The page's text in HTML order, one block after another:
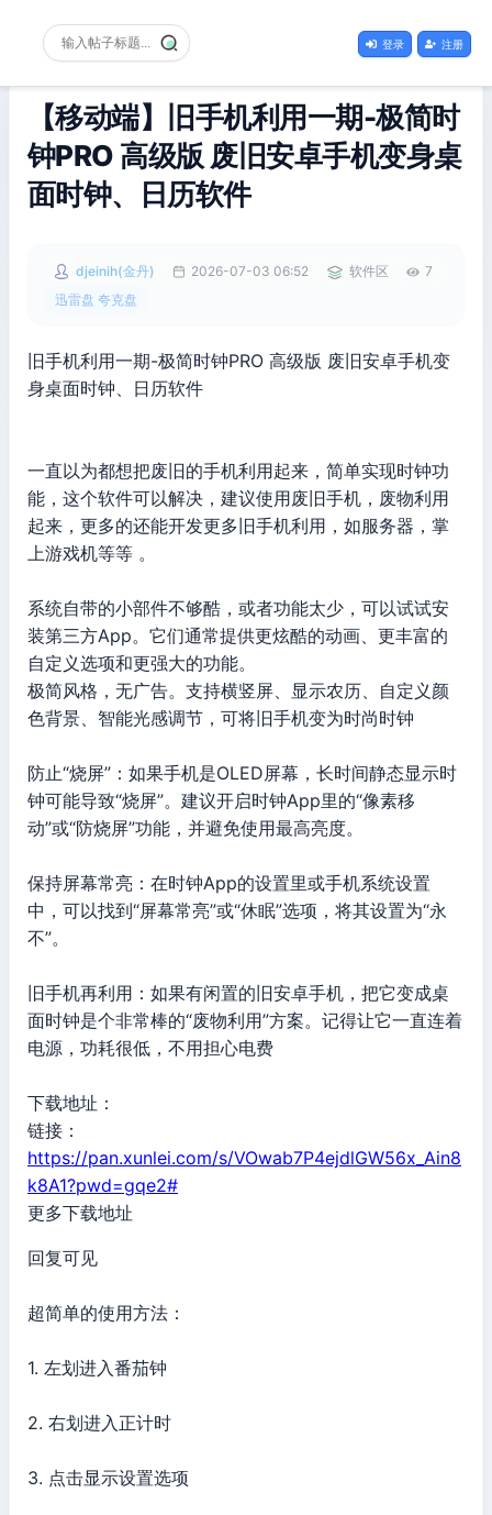
登录 注册
【移动端】旧手机利用一期-极简时
钟PRO 高级版 废旧安卓手机变身桌
面时钟、日历软件
djeinih(金丹) 2026-07-03 06:52 软件区
7
迅雷盘 夸克盘
旧手机利用一期-极简时钟PRO 高级版 废旧安卓手机变
身桌面时钟、日历软件
一直以为都想把废旧的手机利用起来，简单实现时钟功
能，这个软件可以解决，建议使用废旧手机，废物利用
起来，更多的还能开发更多旧手机利用，如服务器，掌
上游戏机等等 。
系统自带的小部件不够酷，或者功能太少，可以试试安
装第三方App。它们通常提供更炫酷的动画、更丰富的
自定义选项和更强大的功能。
极简风格，无广告。支持横竖屏、显示农历、自定义颜
色背景、智能光感调节，可将旧手机变为时尚时钟
防止“烧屏”：如果手机是OLED屏幕，长时间静态显示时
钟可能导致“烧屏”。建议开启时钟App里的“像素移
动”或“防烧屏”功能，并避免使用最高亮度。
保持屏幕常亮：在时钟App的设置里或手机系统设置
中，可以找到“屏幕常亮”或“休眠”选项，将其设置为“永
不”。
旧手机再利用：如果有闲置的旧安卓手机，把它变成桌
面时钟是个非常棒的“废物利用”方案。记得让它一直连着
电源，功耗很低，不用担心电费
下载地址：
链接：
https://pan.xunlei.com/s/VOwab7P4ejdlGW56x_Ain8
k8A1?pwd=gqe2#
更多下载地址
回复可见
超简单的使用方法：
1. 左划进入番茄钟
2. 右划进入正计时
3. 点击显示设置选项